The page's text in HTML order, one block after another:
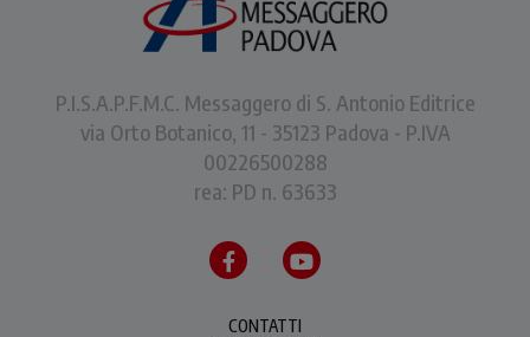
P.I.S.A.P.F.M.C. Messaggero di S. Antonio Editrice
via Orto Botanico, 11 - 35123 Padova - P.IVA
00226500288
rea: PD n. 63633
CONTATTI